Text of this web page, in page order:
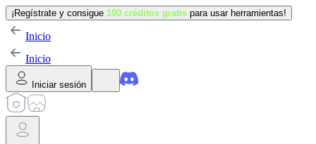
¡Regístrate y consigue 100 créditos gratis para usar herramientas!
Inicio
Inicio
Iniciar sesión